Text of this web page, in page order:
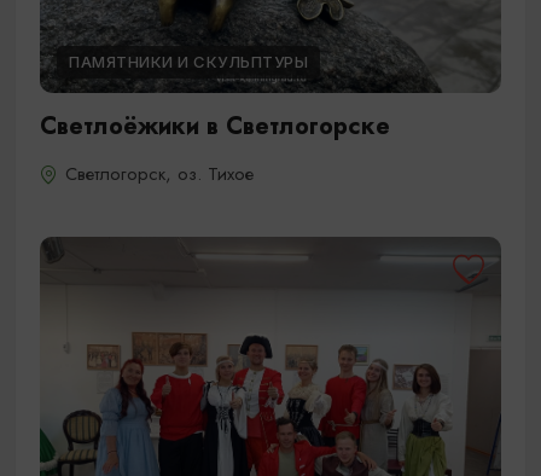
ПАМЯТНИКИ И СКУЛЬПТУРЫ
Светлоёжики в Светлогорске
Светлогорск, оз. Тихое